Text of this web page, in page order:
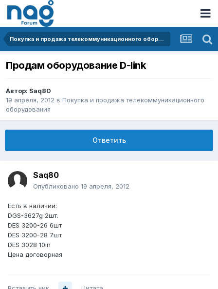
Покупка и продажа телекоммуникационного оборудования
Продам оборудование D-link
Автор: Saq80
19 апреля, 2012 в Покупка и продажа телекоммуникационного
оборудования
Ответить
Saq80
Опубликовано 19 апреля, 2012
Есть в наличии:
DGS-3627g 2шт.
DES 3200-26 6шт
DES 3200-28 7шт
DES 3028 10in
Цена договорная